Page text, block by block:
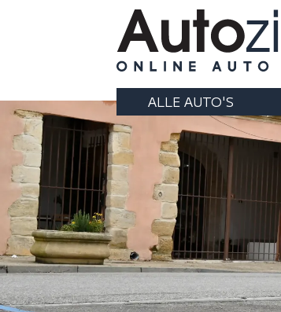
ALLE AUTO'S